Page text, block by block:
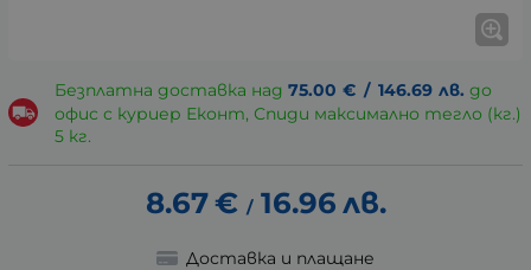
Безплатна доставка над 75.00 € / 146.69 лв. до
офис с куриер Еконт, Спиди максимално тегло (кг.)
5 кг.
8.67€ / 16.96 лв.
Доставка и плащане